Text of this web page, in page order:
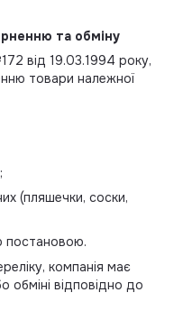
та обміну
від 19.03.1994 року,
товари належної
(пляшечки, соски,
постановою.
компанія має
обміні відповідно до